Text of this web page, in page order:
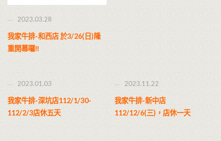
2023.03.28
我家牛排-和西店 於3/26(日)隆
重開幕囉‼
2023.01.03
我家牛排-深坑店112/1/30-
112/2/3店休五天
2023.11.22
我家牛排-新中店
112/12/6(三)，店休一天